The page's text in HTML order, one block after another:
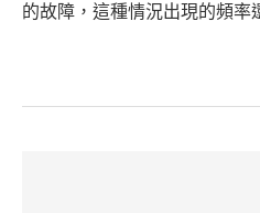
的故障，這種情況出現的頻率